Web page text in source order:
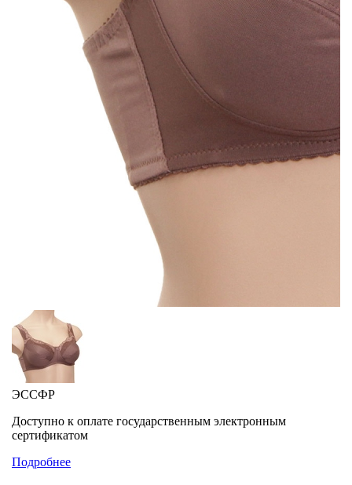
ЭССФР
Доступно к оплате государственным электронным
сертификатом
Подробнее